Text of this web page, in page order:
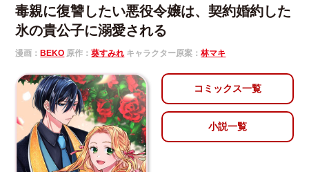
毒親に復讐したい悪役令嬢は、契約婚約した
氷の貴公子に溺愛される
漫画：BEKO 原作：葵すみれ キャラクター原案：林マキ
コミックス一覧
小説一覧